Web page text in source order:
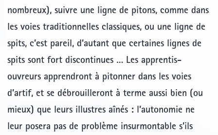
nombreux), suivre une ligne de pitons, comme dans
les voies traditionnelles classiques, ou une ligne de
spits, c’est pareil, d’autant que certaines lignes de
spits sont fort discontinues … Les apprentis-
ouvreurs apprendront à pitonner dans les voies
d’artif, et se débrouilleront à terme aussi bien (ou
mieux) que leurs illustres aînés : l’autonomie ne
leur posera pas de problème insurmontable s’ils